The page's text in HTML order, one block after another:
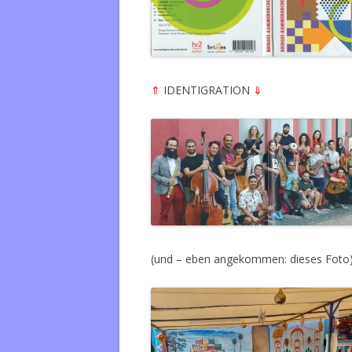
⇑ IDENTIGRATION ⇓
(und – eben angekommen: dieses